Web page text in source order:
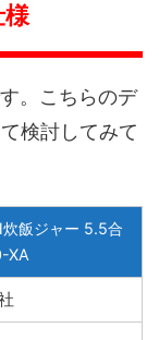
。こちらのデ
検討してみて
飯ジャー 5.5合
XA